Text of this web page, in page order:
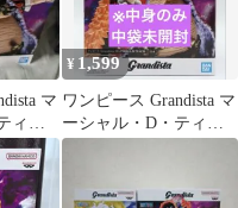
マ
ィー
¥ 1,599
ワンピース Grandista マ
ーシャル・D・ティー
チ フィギュア